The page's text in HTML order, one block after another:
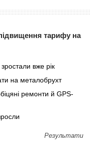
тарифу на
вже рік
на металобрухт
ремонти й GPS-
Результати